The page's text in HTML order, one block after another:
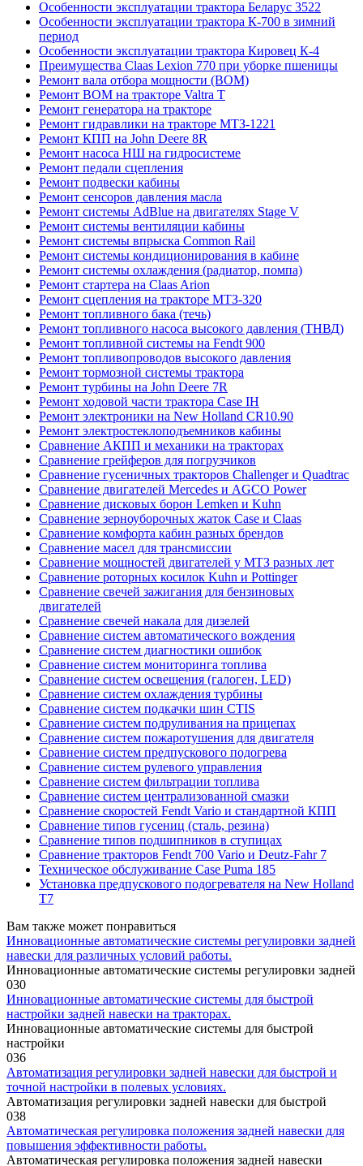
Особенности эксплуатации трактора Беларус 3522
Особенности эксплуатации трактора К-700 в зимний
период
Особенности эксплуатации трактора Кировец К-4
Преимущества Claas Lexion 770 при уборке пшеницы
Ремонт вала отбора мощности (ВОМ)
Ремонт ВОМ на тракторе Valtra T
Ремонт генератора на тракторе
Ремонт гидравлики на тракторе МТЗ-1221
Ремонт КПП на John Deere 8R
Ремонт насоса НШ на гидросистеме
Ремонт педали сцепления
Ремонт подвески кабины
Ремонт сенсоров давления масла
Ремонт системы AdBlue на двигателях Stage V
Ремонт системы вентиляции кабины
Ремонт системы впрыска Common Rail
Ремонт системы кондиционирования в кабине
Ремонт системы охлаждения (радиатор, помпа)
Ремонт стартера на Claas Arion
Ремонт сцепления на тракторе МТЗ-320
Ремонт топливного бака (течь)
Ремонт топливного насоса высокого давления (ТНВД)
Ремонт топливной системы на Fendt 900
Ремонт топливопроводов высокого давления
Ремонт тормозной системы трактора
Ремонт турбины на John Deere 7R
Ремонт ходовой части трактора Case IH
Ремонт электроники на New Holland CR10.90
Ремонт электростеклоподъемников кабины
Сравнение АКПП и механики на тракторах
Сравнение грейферов для погрузчиков
Сравнение гусеничных тракторов Challenger и Quadtrac
Сравнение двигателей Mercedes и AGCO Power
Сравнение дисковых борон Lemken и Kuhn
Сравнение зерноуборочных жаток Case и Claas
Сравнение комфорта кабин разных брендов
Сравнение масел для трансмиссии
Сравнение мощностей двигателей у МТЗ разных лет
Сравнение роторных косилок Kuhn и Pottinger
Сравнение свечей зажигания для бензиновых
двигателей
Сравнение свечей накала для дизелей
Сравнение систем автоматического вождения
Сравнение систем диагностики ошибок
Сравнение систем мониторинга топлива
Сравнение систем освещения (галоген, LED)
Сравнение систем охлаждения турбины
Сравнение систем подкачки шин CTIS
Сравнение систем подруливания на прицепах
Сравнение систем пожаротушения для двигателя
Сравнение систем предпускового подогрева
Сравнение систем рулевого управления
Сравнение систем фильтрации топлива
Сравнение систем централизованной смазки
Сравнение скоростей Fendt Vario и стандартной КПП
Сравнение типов гусениц (сталь, резина)
Сравнение типов подшипников в ступицах
Сравнение тракторов Fendt 700 Vario и Deutz-Fahr 7
Техническое обслуживание Case Puma 185
Установка предпускового подогревателя на New Holland
T7
Вам также может понравиться
Инновационные автоматические системы регулировки задней
навески для различных условий работы.
Инновационные автоматические системы регулировки задней
030
Инновационные автоматические системы для быстрой
настройки задней навески на тракторах.
Инновационные автоматические системы для быстрой
настройки
036
Автоматизация регулировки задней навески для быстрой и
точной настройки в полевых условиях.
Автоматизация регулировки задней навески для быстрой
038
Автоматическая регулировка положения задней навески для
повышения эффективности работы.
Автоматическая регулировка положения задней навески